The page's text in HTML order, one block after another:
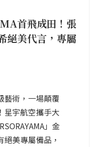
首飛成田！張
絕美代言，專屬
藝術，一場顛覆
星宇航空攜手大
」金
美專屬備品，